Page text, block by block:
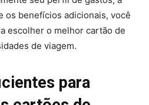
os benefícios adicionais, você
escolher o melhor cartão de
de viagem.
para